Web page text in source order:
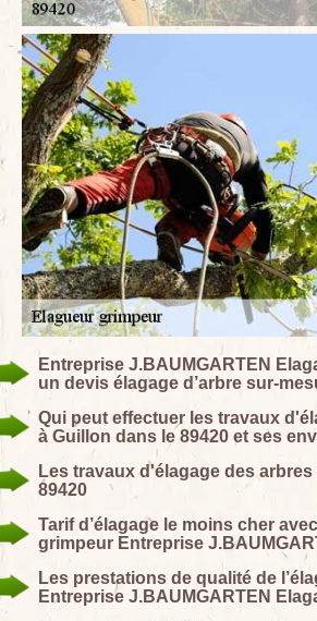
Entreprise J.BAUMGARTEN
un devis élagage d’arbre sur-
Qui peut effectuer les travaux
à Guillon dans le 89420 et ses
Les travaux d'élagage des
89420
Tarif d’élagage le moins cher
grimpeur Entreprise
Les prestations de qualité de
Entreprise J.BAUMGARTEN